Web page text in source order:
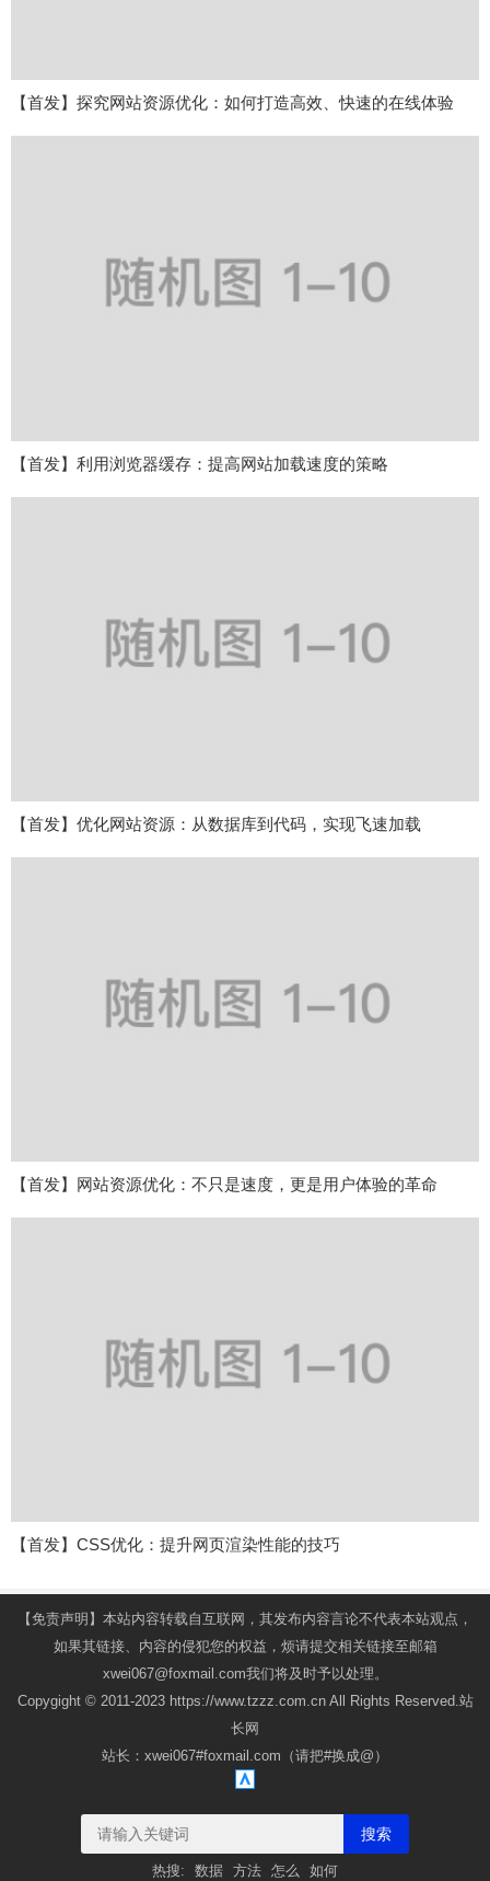
【首发】探究网站资源优化：如何打造高效、快速的在线体验
【首发】利用浏览器缓存：提高网站加载速度的策略
【首发】优化网站资源：从数据库到代码，实现飞速加载
【首发】网站资源优化：不只是速度，更是用户体验的革命
【首发】CSS优化：提升网页渲染性能的技巧
【免责声明】本站内容转载自互联网，其发布内容言论不代表本站观点，
如果其链接、内容的侵犯您的权益，烦请提交相关链接至邮箱
xwei067@foxmail.com我们将及时予以处理。
Copygight © 2011-2023 https://www.tzzz.com.cn All Rights Reserved.站
长网
站长：xwei067#foxmail.com（请把#换成@）
搜索
热搜: 数据 方法 怎么 如何